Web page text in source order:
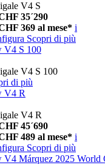
V4 S
35´290
369 al mese* i
Scopri di più
V4 S 100
V4 S 100
di più
V4 R
V4 R
45´690
489 al mese* i
Scopri di più
V4 Márquez 2025 World